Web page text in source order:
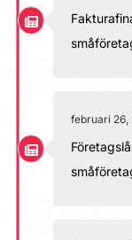
februari 26,